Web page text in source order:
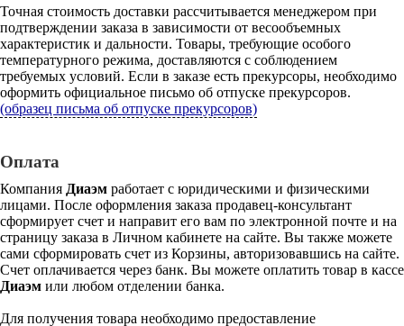
Точная стоимость доставки рассчитывается менеджером при
подтверждении заказа в зависимости от весообъемных
характеристик и дальности. Товары, требующие особого
температурного режима, доставляются с соблюдением
требуемых условий. Если в заказе есть прекурсоры, необходимо
оформить официальное письмо об отпуске прекурсоров.
(образец письма об отпуске прекурсоров)
Оплата
Компания Диаэм работает с юридическими и физическими
лицами. После оформления заказа продавец-консультант
сформирует счет и направит его вам по электронной почте и на
страницу заказа в Личном кабинете на сайте. Вы также можете
сами сформировать счет из Корзины, авторизовавшись на сайте.
Счет оплачивается через банк. Вы можете оплатить товар в кассе
Диаэм или любом отделении банка.
Для получения товара необходимо предоставление